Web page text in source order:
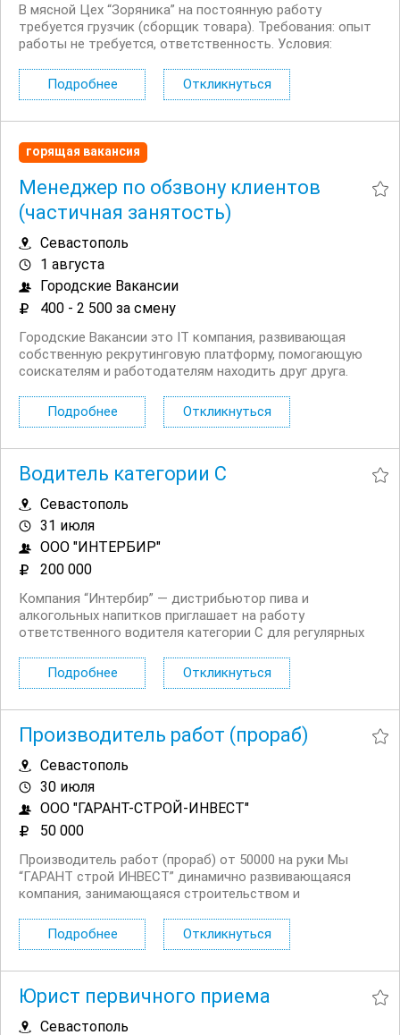
В мясной Цех “Зоряника” на постоянную работу
требуется грузчик (сборщик товара). Требования: опыт
работы не требуется, ответственность. Условия:
рабочий день с 07.00 18.00 , на...
Подробнее Откликнуться
горящая вакансия
Менеджер по обзвону клиентов
(частичная занятость)
Севастополь
1 августа
Городские Вакансии
400 - 2 500 за смену
Городские Вакансии это IT компания, развивающая
собственную рекрутинговую платформу, помогающую
соискателям и работодателям находить друг друга.
лидеров в области рекрутмента. У нас интересная
работа, отличная команда и востребованный продукт....
Подробнее Откликнуться
Водитель категории C
Севастополь
31 июля
ООО "ИНТЕРБИР"
200 000
Компания “Интербир” — дистрибьютор пива и
алкогольных напитков приглашает на работу
ответственного водителя категории С для регулярных
Водительские права категории C; Опыт работы по
категории C от 2 лет; ...
Подробнее Откликнуться
Производитель работ (прораб)
Севастополь
30 июля
ООО "ГАРАНТ-СТРОЙ-ИНВЕСТ"
50 000
Производитель работ (прораб) от 50000 на руки Мы
“ГАРАНТ строй ИНВЕСТ” динамично развивающаяся
компания, занимающаяся строительством и
живописном городе Севастополь. Наша команда
объединяет профессионалов, стремящихся к качеству
Подробнее Откликнуться
Юрист первичного приема
Севастополь